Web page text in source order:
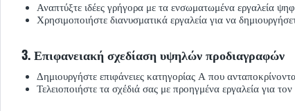
Αναπτύξτε ιδέες γρήγορα με τα ενσωματωμένα εργαλεία
Χρησιμοποιήστε διανυσματικά εργαλεία για να
3. Επιφανειακή σχεδίαση υψηλών προδιαγραφών
Δημιουργήστε επιφάνειες κατηγορίας Α που
Τελειοποιήστε τα σχέδιά σας με προηγμένα εργαλεία για